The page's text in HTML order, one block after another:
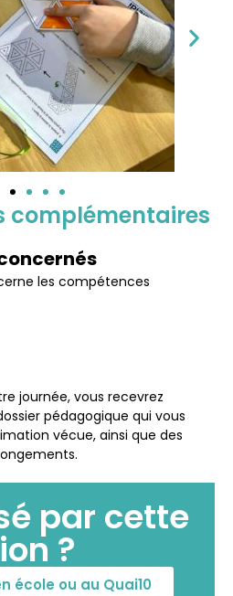
par cette
?
école ou au Quai10
complémentaires
les compétences
journée, vous recevrez
pédagogique qui vous
vécue, ainsi que des